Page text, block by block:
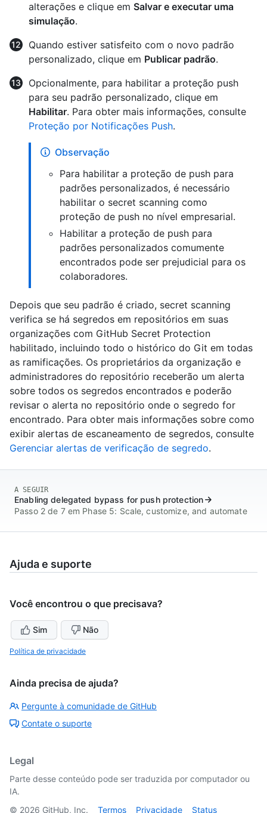
alterações e clique em Salvar e executar uma
simulação.
Quando estiver satisfeito com o novo padrão
personalizado, clique em Publicar padrão.
Opcionalmente, para habilitar a proteção push
para seu padrão personalizado, clique em
Habilitar. Para obter mais informações, consulte
Proteção por Notificações Push.
Observação
Para habilitar a proteção de push para
padrões personalizados, é necessário
habilitar o secret scanning como
proteção de push no nível empresarial.
Habilitar a proteção de push para
padrões personalizados comumente
encontrados pode ser prejudicial para os
colaboradores.
Depois que seu padrão é criado, secret scanning
verifica se há segredos em repositórios em suas
organizações com GitHub Secret Protection
habilitado, incluindo todo o histórico do Git em todas
as ramificações. Os proprietários da organização e
administradores do repositório receberão um alerta
sobre todos os segredos encontrados e poderão
revisar o alerta no repositório onde o segredo for
encontrado. Para obter mais informações sobre como
exibir alertas de escaneamento de segredos, consulte
Gerenciar alertas de verificação de segredo.
A SEGUIR
Enabling delegated bypass for push protection
Passo 2 de 7 em Phase 5: Scale, customize, and automate
Ajuda e suporte
Você encontrou o que precisava?
Sim Não
Política de privacidade
Ainda precisa de ajuda?
Pergunte à comunidade de GitHub
Contate o suporte
Legal
Parte desse conteúdo pode ser traduzida por computador ou
IA.
© 2026 GitHub, Inc. Termos Privacidade Status